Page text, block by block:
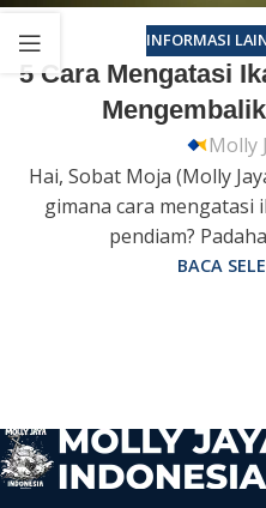
INFORMASI
5 Cara Mengatasi
Molly
Hai, Sobat Moja (Molly
gimana cara mengatasi
pendiam?
BACA